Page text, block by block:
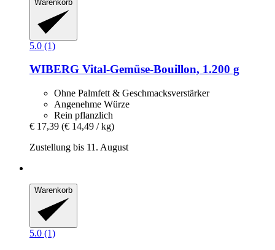
Warenkorb
5.0 (1)
WIBERG Vital-​Gemüse-​Bouillon, 1.200 g
Ohne Palmfett & Geschmacksverstärker
Angenehme Würze
Rein pflanzlich
€ 17,39 (€ 14,49 / kg)
Zustellung bis 11. August
Warenkorb
5.0 (1)